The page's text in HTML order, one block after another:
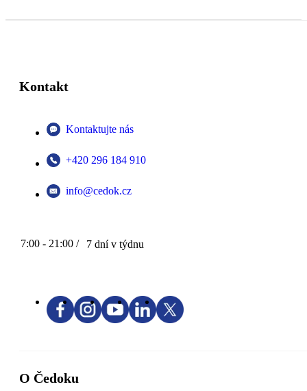
Kontakt
Kontaktujte nás
+420 296 184 910
info@cedok.cz
7:00 - 21:00 / 7 dní v týdnu
O Čedoku